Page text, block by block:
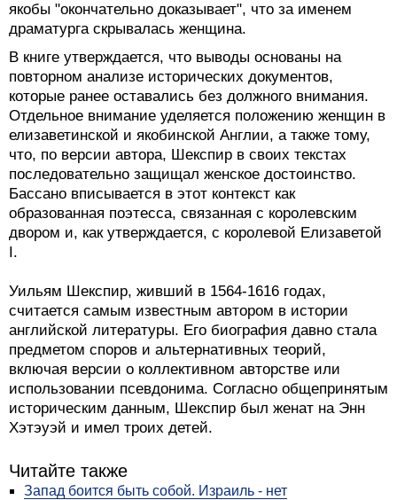
якобы "окончательно доказывает", что за именем
драматурга скрывалась женщина.
В книге утверждается, что выводы основаны на
повторном анализе исторических документов,
которые ранее оставались без должного внимания.
Отдельное внимание уделяется положению женщин в
елизаветинской и якобинской Англии, а также тому,
что, по версии автора, Шекспир в своих текстах
последовательно защищал женское достоинство.
Бассано вписывается в этот контекст как
образованная поэтесса, связанная с королевским
двором и, как утверждается, с королевой Елизаветой
I.
Уильям Шекспир, живший в 1564-1616 годах,
считается самым известным автором в истории
английской литературы. Его биография давно стала
предметом споров и альтернативных теорий,
включая версии о коллективном авторстве или
использовании псевдонима. Согласно общепринятым
историческим данным, Шекспир был женат на Энн
Хэтэуэй и имел троих детей.
Читайте также
Запад боится быть собой. Израиль - нет